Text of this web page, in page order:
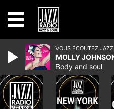
VOUS ÉCOUTEZ
MOLLY
Body and soul